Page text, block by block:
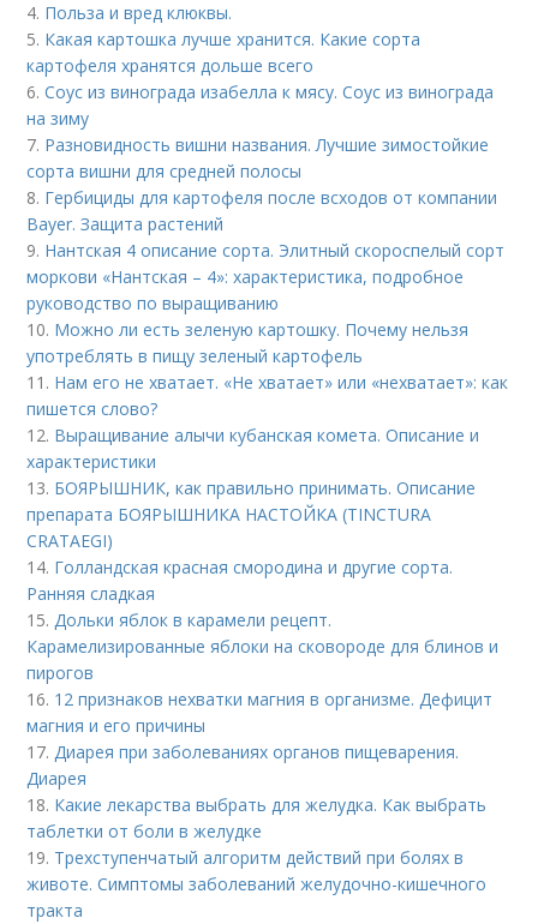
4. Польза и вред клюквы.
5. Какая картошка лучше хранится. Какие сорта
картофеля хранятся дольше всего
6.Соус из винограда изабелла к мясу. Соус из винограда
на зиму
7. Разновидность вишни названия. Лучшие зимостойкие
сорта вишни для средней полосы
8. Гербициды для картофеля после всходов от компании
Bayer. Защита растений
9. Нантская 4 описание сорта. Элитный скороспелый сорт
моркови «Нантская – 4»: характеристика, подробное
руководство по выращиванию
10. Можно ли есть зеленую картошку. Почему нельзя
употреблять в пищу зеленый картофель
11. Нам его не хватает. «Не хватает» или «нехватает»: как
пишется слово?
12. Выращивание алычи кубанская комета. Описание и
характеристики
13. БОЯРЫШНИК, как правильно принимать. Описание
препарата БОЯРЫШНИКА НАСТОЙКА (TINCTURA
CRATAEGI)
14. Голландская красная смородина и другие сорта.
Ранняя сладкая
15.Дольки яблок в карамели рецепт.
Карамелизированные яблоки на сковороде для блинов и
пирогов
16. 12 признаков нехватки магния в организме. Дефицит
магния и его причины
17.Диарея при заболеваниях органов пищеварения.
Диарея
18. Какие лекарства выбрать для желудка. Как выбрать
таблетки от боли в желудке
19. Трехступенчатый алгоритм действий при болях в
животе. Симптомы заболеваний желудочно-кишечного
тракта